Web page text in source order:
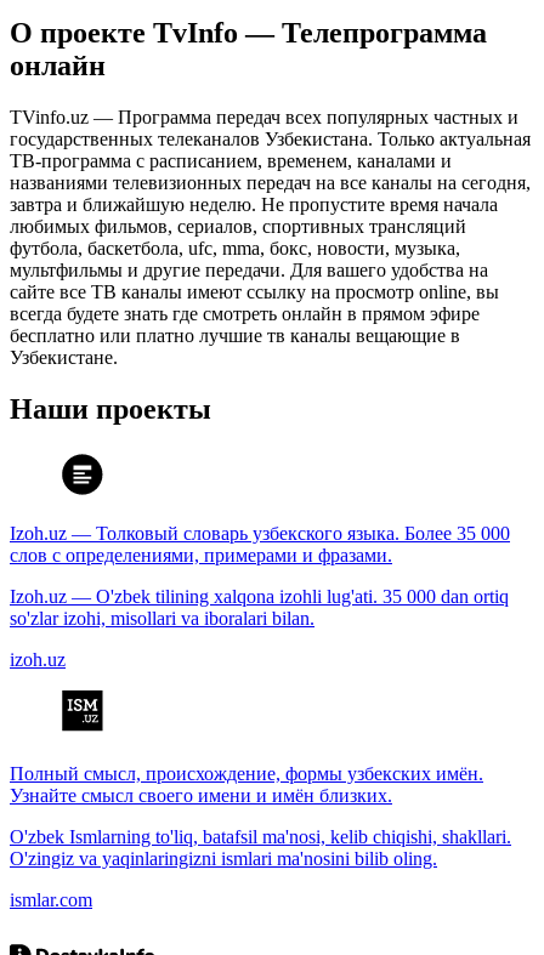
О проекте TvInfo — Телепрограмма
онлайн
TVinfo.uz — Программа передач всех популярных частных и
государственных телеканалов Узбекистана. Только актуальная
ТВ-программа с расписанием, временем, каналами и
названиями телевизионных передач на все каналы на сегодня,
завтра и ближайшую неделю. Не пропустите время начала
любимых фильмов, сериалов, спортивных трансляций
футбола, баскетбола, ufc, mma, бокс, новости, музыка,
мультфильмы и другие передачи. Для вашего удобства на
сайте все ТВ каналы имеют ссылку на просмотр online, вы
всегда будете знать где смотреть онлайн в прямом эфире
бесплатно или платно лучшие тв каналы вещающие в
Узбекистане.
Наши проекты
Izoh.uz — Толковый словарь узбекского языка. Более 35 000
слов с определениями, примерами и фразами.
Izoh.uz — O'zbek tilining xalqona izohli lug'ati. 35 000 dan ortiq
so'zlar izohi, misollari va iboralari bilan.
izoh.uz
Полный смысл, происхождение, формы узбекских имён.
Узнайте смысл своего имени и имён близких.
O'zbek Ismlarning to'liq, batafsil ma'nosi, kelib chiqishi, shakllari.
O'zingiz va yaqinlaringizni ismlari ma'nosini bilib oling.
ismlar.com